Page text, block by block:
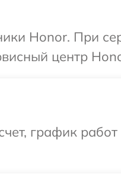
Honor. При
центр
график